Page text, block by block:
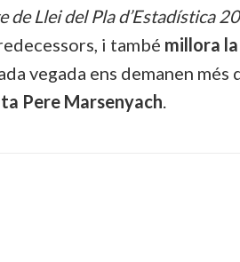
de Llei del Pla d’Estadística
i també millora
vegada ens demanen
Pere Marsenyach.